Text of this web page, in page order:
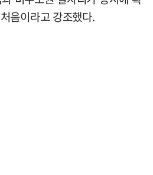
음이라고 강조했다.